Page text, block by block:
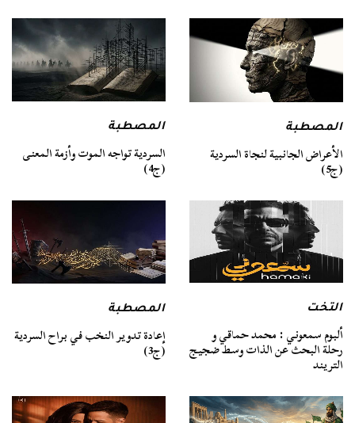
المصطبة
الأعراض الجانبية لنجاة السردية
(ج5)
المصطبة
السردية تواجه الموت وأزمة المعنى
(ج4)
التخت
ألبوم سمعوني : محمد حماقي و
رحلة البحث عن الذات وسط ضجيج
التريند
المصطبة
إعادة تدوير النخب في براح السردية
(ج3)